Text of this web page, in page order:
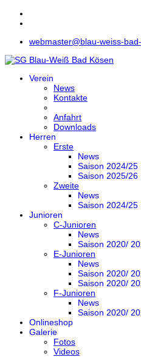
webmaster@blau-weiss-
Verein
News
Kontakte
Anfahrt
Downloads
Herren
Erste
News
Saison 2024/25
Saison 2025/26
Zweite
News
Saison 2024/25
Junioren
C-Junioren
News
Saison 2020/
E-Junioren
News
Saison 2020/
Saison 2020/
F-Junioren
News
Saison 2020/
Onlineshop
Galerie
Fotos
Videos